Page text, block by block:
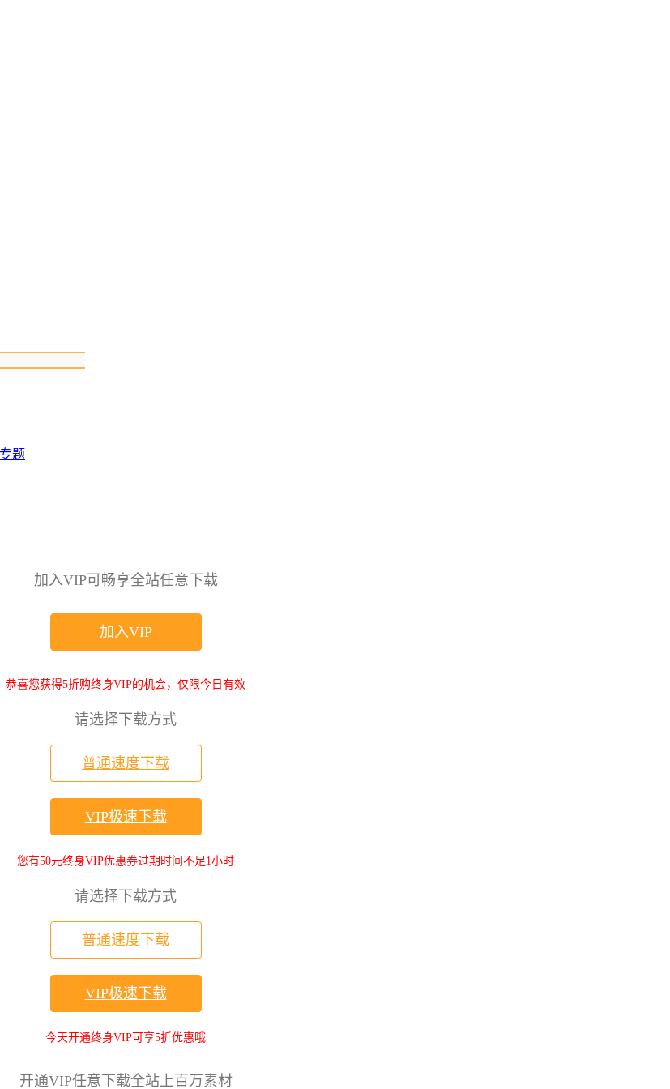
题
加入VIP可畅享全站任意下载
加入VIP
恭喜您获得5折购终身VIP的机会，仅限今日有效
请选择下载方式
普通速度下载
VIP极速下载
您有50元终身VIP优惠券过期时间不足1小时
请选择下载方式
普通速度下载
VIP极速下载
今天开通终身VIP可享5折优惠哦
开通VIP任意下载全站上百万素材